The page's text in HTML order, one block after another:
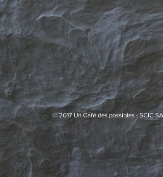
© 2017 Un Café des possibles - SCIC